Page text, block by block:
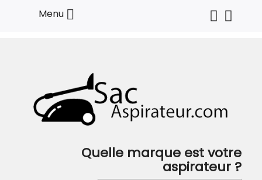
Menu 
Quelle marque est votre
aspirateur ?